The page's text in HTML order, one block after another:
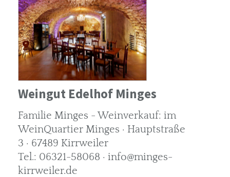
Weingut Edelhof Minges
Familie Minges - Weinverkauf: im
WeinQuartier Minges · Hauptstraße
3 · 67489 Kirrweiler
Tel.: 06321-58068 · info@minges-
kirrweiler.de